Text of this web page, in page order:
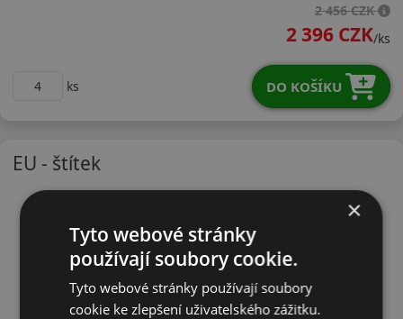
2 456 CZK
2 396 CZK/ks
ks DO KOŠÍKU
EU - štítek
×
Tyto webové stránky
používají soubory cookie.
Tyto webové stránky používají soubory
cookie ke zlepšení uživatelského zážitku.